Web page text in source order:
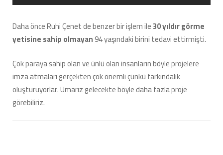
Daha önce Ruhi Çenet de benzer bir işlem ile30 yıldır görme
yetisine sahip olmayan94 yaşındaki birini tedavi ettirmişti.
Çok paraya sahip olan ve ünlü olan insanların böyle projelere
imza atmaları gerçekten çok önemli çünkü farkındalık
oluşturuyorlar. Umarız gelecekte böyle daha fazla proje
görebiliriz.